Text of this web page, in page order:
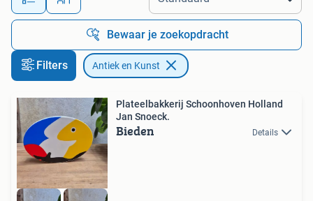
Bewaar je zoekopdracht
Filters Antiek en Kunst
Plateelbakkerij Schoonhoven Holland
Jan Snoeck.
Bieden Details